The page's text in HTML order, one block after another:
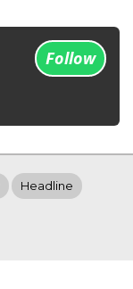
Follow
Headline